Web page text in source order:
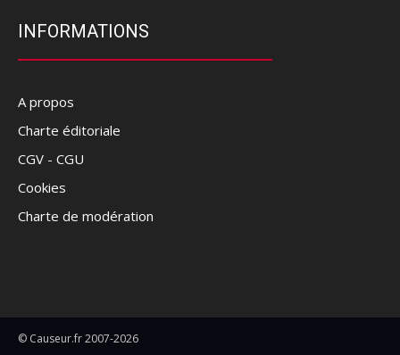
INFORMATIONS
A propos
Charte éditoriale
CGV - CGU
Cookies
Charte de modération
© Causeur.fr 2007-2026